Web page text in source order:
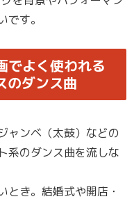
す。
でよく使われる
のダンス曲
ャンベ（太鼓）などの
系のダンス曲を流しな
とき。結婚式や開店・